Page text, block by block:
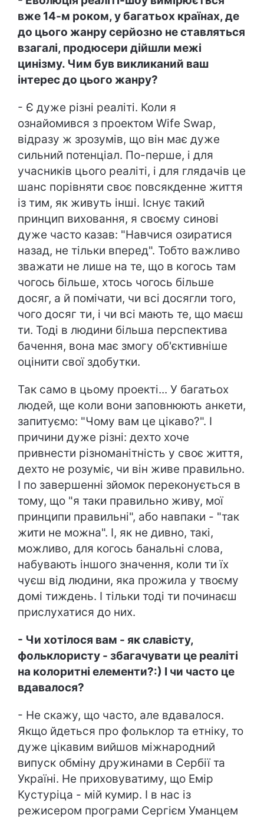
вже 14-м роком, у багатьох країнах, де
до цього жанру серйозно не ставляться
взагалі, продюсери дійшли межі
цинізму. Чим був викликаний ваш
інтерес до цього жанру?
- Є дуже різні реаліті. Коли я
ознайомився з проектом Wife Swap,
відразу ж зрозумів, що він має дуже
сильний потенціал. По-перше, і для
учасників цього реаліті, і для глядачів це
шанс порівняти своє повсякденне життя
із тим, як живуть інші. Існує такий
принцип виховання, я своєму синові
дуже часто казав: "Навчися озиратися
назад, не тільки вперед". Тобто важливо
зважати не лише на те, що в когось там
чогось більше, хтось чогось більше
досяг, а й помічати, чи всі досягли того,
чого досяг ти, і чи всі мають те, що маєш
ти. Тоді в людини більша перспектива
бачення, вона має змогу об'єктивніше
оцінити свої здобутки.
Так само в цьому проекті... У багатьох
людей, ще коли вони заповнюють анкети,
запитуємо: "Чому вам це цікаво?". І
причини дуже різні: дехто хоче
привнести різноманітність у своє життя,
дехто не розуміє, чи він живе правильно.
І по завершенні зйомок переконується в
тому, що "я таки правильно живу, мої
принципи правильні", або навпаки - "так
жити не можна". І, як не дивно, такі,
можливо, для когось банальні слова,
набувають іншого значення, коли ти їх
чуєш від людини, яка прожила у твоєму
домі тиждень. І тільки тоді ти починаєш
прислухатися до них.
- Чи хотілося вам - як славісту,
фольклористу - збагачувати це реаліті
на колоритні елементи?:) І чи часто це
вдавалося?
- Не скажу, що часто, але вдавалося.
Якщо йдеться про фольклор та етніку, то
дуже цікавим вийшов міжнародний
випуск обміну дружинами в Сербії та
Україні. Не приховуватиму, що Емір
Кустуріца - мій кумир. І в нас із
режисером програми Сергієм Уманцем